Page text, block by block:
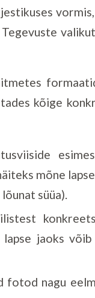
kõige
mõne
süüa).
jaoks
fotod nagu